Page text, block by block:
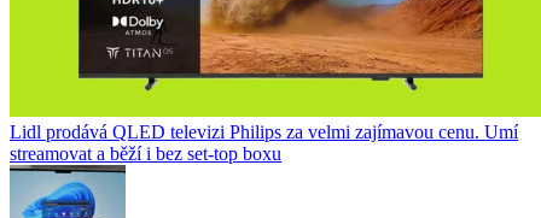
Lidl prodává QLED televizi Philips za velmi zajímavou cenu. Umí
streamovat a běží i bez set-top boxu